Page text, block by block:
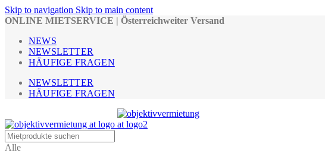
Skip to navigation Skip to main content
ONLINE MIETSERVICE | Österreichweiter Versand
NEWS
NEWSLETTER
HÄUFIGE FRAGEN
NEWSLETTER
HÄUFIGE FRAGEN
Alle